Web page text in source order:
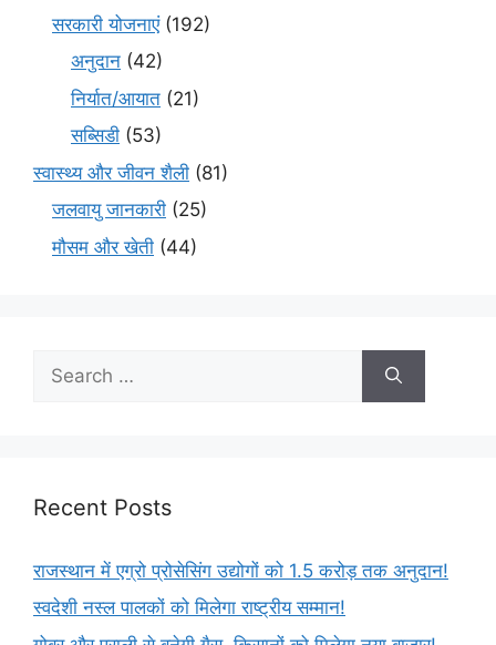
सरकारी योजनाएं(192)
अनुदान (42)
निर्यात/आयात (21)
सब्सिडी (53)
स्वास्थ्य और जीवन शैली (81)
जलवायु जानकारी (25)
मौसम और खेती (44)
Recent Posts
राजस्थान में एग्रो प्रोसेसिंग उद्योगों को 1.5 करोड़ तक अनुदान!
स्वदेशी नस्ल पालकों को मिलेगा राष्ट्रीय सम्मान!